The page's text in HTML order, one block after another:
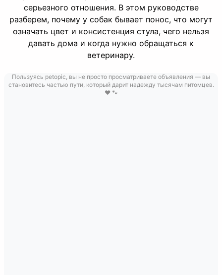
серьезного отношения. В этом руководстве
разберем, почему у собак бывает понос, что могут
означать цвет и консистенция стула, чего нельзя
давать дома и когда нужно обращаться к
ветеринару.
Пользуясь petopic, вы не просто просматриваете объявления — вы
становитесь частью пути, который дарит надежду тысячам питомцев.
❤️ 🐾